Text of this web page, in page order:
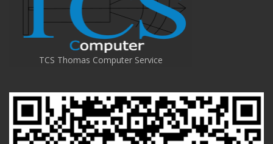
TCS Thomas Computer Service